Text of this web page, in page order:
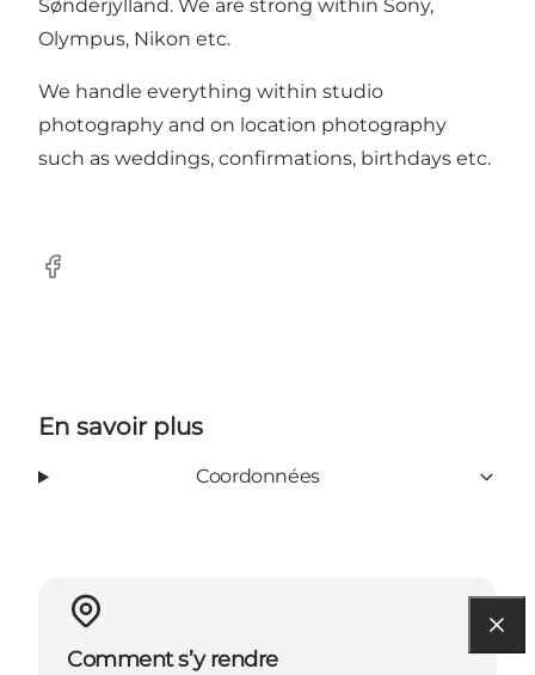
Sønderjylland. We are strong within Sony,
Olympus, Nikon etc.
We handle everything within studio
photography and on location photography
such as weddings, confirmations, birthdays etc.
Facebook
En savoir plus
Coordonnées
Comment s’y rendre